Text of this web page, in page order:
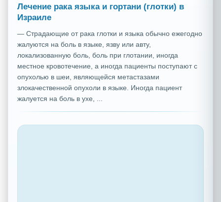
Лечение рака языка и гортани (глотки) в
Израиле
— Страдающие от рака глотки и языка обычно ежегодно
жалуются на боль в языке, язву или авту,
локализованную боль, боль при глотании, иногда
местное кровотечение, а иногда пациенты поступают с
опухолью в шеи, являющейся метастазами
злокачественной опухоли в языке. Иногда пациент
жалуется на боль в ухе, ...